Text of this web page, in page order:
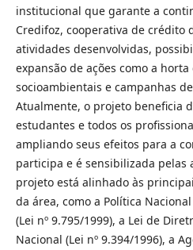
institucional que garante a
Credifoz, cooperativa de crédito
atividades desenvolvidas,
expansão de ações como a horta
socioambientais e campanhas
Atualmente, o projeto beneficia
estudantes e todos os
ampliando seus efeitos para a
participa e é sensibilizada pelas
projeto está alinhado às
da área, como a Política
(Lei nº 9.795/1999), a Lei de
Nacional (Lei nº 9.394/1996), a